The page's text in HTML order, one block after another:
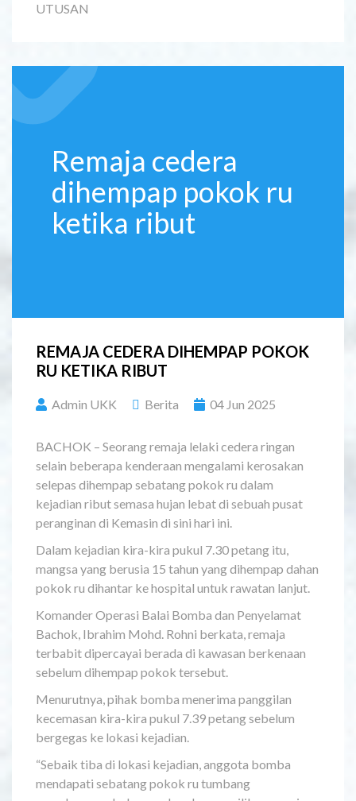
UTUSAN
Remaja cedera
dihempap pokok ru
ketika ribut
REMAJA CEDERA DIHEMPAP POKOK
RU KETIKA RIBUT
Admin UKK Berita 04 Jun 2025
BACHOK – Seorang remaja lelaki cedera ringan
selain beberapa kenderaan mengalami kerosakan
selepas dihempap sebatang pokok ru dalam
kejadian ribut semasa hujan lebat di sebuah pusat
peranginan di Kemasin di sini hari ini.
Dalam kejadian kira-kira pukul 7.30 petang itu,
mangsa yang berusia 15 tahun yang dihempap dahan
pokok ru dihantar ke hospital untuk rawatan lanjut.
Komander Operasi Balai Bomba dan Penyelamat
Bachok, Ibrahim Mohd. Rohni berkata, remaja
terbabit dipercayai berada di kawasan berkenaan
sebelum dihempap pokok tersebut.
Menurutnya, pihak bomba menerima panggilan
kecemasan kira-kira pukul 7.39 petang sebelum
bergegas ke lokasi kejadian.
“Sebaik tiba di lokasi kejadian, anggota bomba
mendapati sebatang pokok ru tumbang